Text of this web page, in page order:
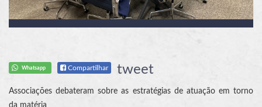
Whatsapp Compartilhar tweet
Associações debateram sobre as estratégias de atuação em torno